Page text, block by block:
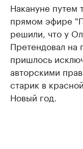
Накануне путем
прямом эфире
решили, что у
Претендовал
пришлось
авторскими
старик в
Новый год.